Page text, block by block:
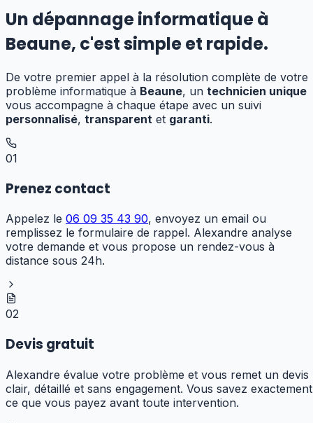
Un dépannage informatiqueà
Beaune, c'est simple et rapide.
De votre premier appel à la résolution complète de votre
problème informatique à Beaune, un technicien unique
vous accompagne à chaque étape avec un suivi
personnalisé, transparent et garanti.
01
Prenez contact
Appelez le 06 09 35 43 90, envoyez un email ou
remplissez le formulaire de rappel. Alexandre analyse
votre demande et vous propose un rendez-vous à
distance sous 24h.
02
Devis gratuit
Alexandre évalue votre problème et vous remet un devis
clair, détaillé et sans engagement. Vous savez exactement
ce que vous payez avant toute intervention.